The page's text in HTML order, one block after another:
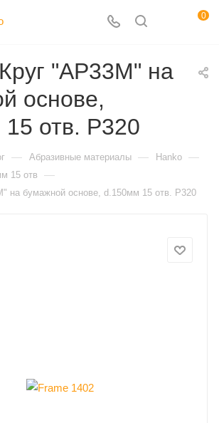
0
"AP33M" на
основе,
отв. Р320
— Абразивные материалы — Hanko —
15 отв —
на бумажной основе, d.150мм 15 отв. Р320